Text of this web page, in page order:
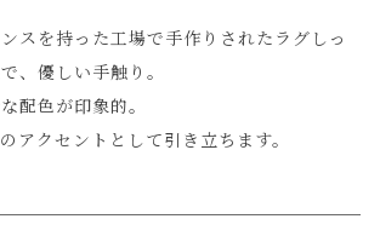
スを持った工場で手作りされたラグしっ
、優しい手触り。
配色が印象的。
アクセントとして引き立ちます。